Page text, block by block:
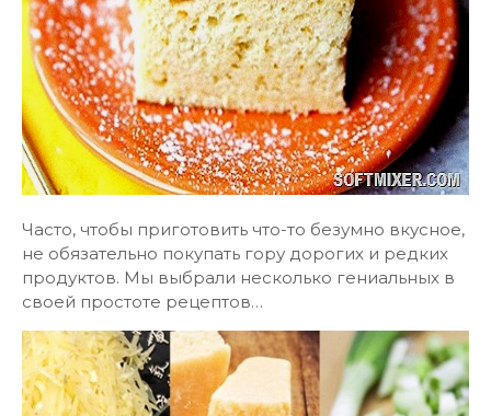
Часто, чтобы приготовить что-то безумно вкусное,
не обязательно покупать гору дорогих и редких
продуктов. Мы выбрали несколько гениальных в
своей простоте рецептов…